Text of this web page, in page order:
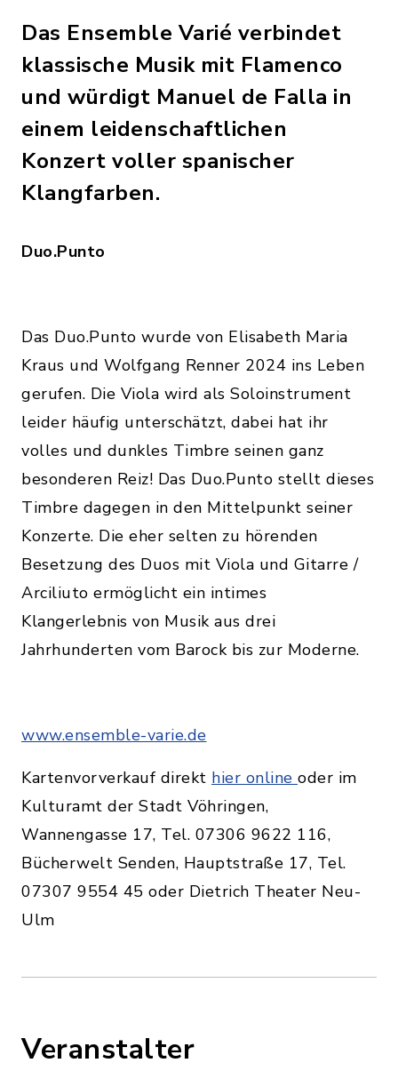
Das Ensemble Varié verbindet
klassische Musik mit Flamenco
und würdigt Manuel de Falla in
einem leidenschaftlichen
Konzert voller spanischer
Klangfarben.
Duo.Punto
Das Duo.Punto wurde von Elisabeth Maria
Kraus und Wolfgang Renner 2024 ins Leben
gerufen. Die Viola wird als Soloinstrument
leider häufig unterschätzt, dabei hat ihr
volles und dunkles Timbre seinen ganz
besonderen Reiz! Das Duo.Punto stellt dieses
Timbre dagegen in den Mittelpunkt seiner
Konzerte. Die eher selten zu hörenden
Besetzung des Duos mit Viola und Gitarre /
Arciliuto ermöglicht ein intimes
Klangerlebnis von Musik aus drei
Jahrhunderten vom Barock bis zur Moderne.
www.ensemble-varie.de
Kartenvorverkauf direkt hier online oder im
Kulturamt der Stadt Vöhringen,
Wannengasse 17, Tel. 07306 9622 116,
Bücherwelt Senden, Hauptstraße 17, Tel.
07307 9554 45 oder Dietrich Theater Neu-
Ulm
Veranstalter